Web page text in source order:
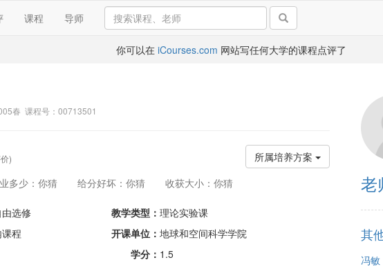
课程 导师
你可以在 iCourses.com 网站写任何大学的课程点评了
春 课程号：00713501
所属培养方案
)
多少：你猜 给分好坏：你猜 收获大小：你猜
选修 教学类型： 理论实验课
程 开课单位： 地球和空间科学学院
学分： 1.5
老
其
冯敏